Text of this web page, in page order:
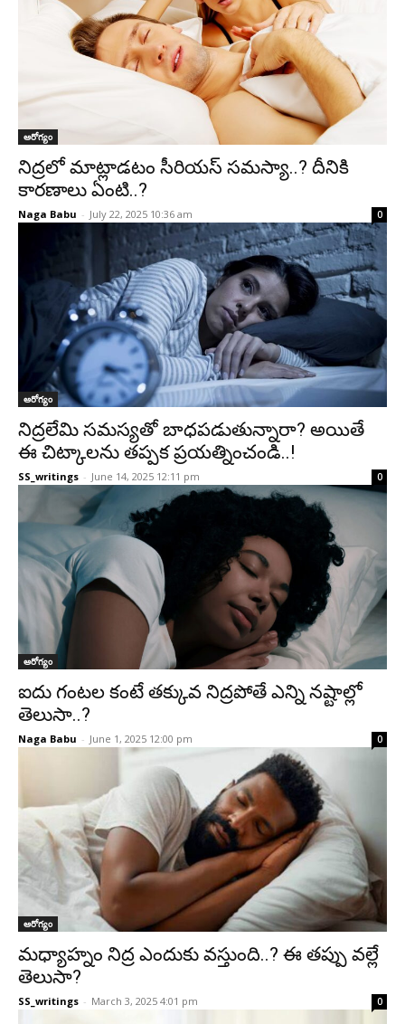
ఆరోగ్యం
నిద్రలో మాట్లాడటం సీరియస్‌ సమస్యా..? దీనికి
కారణాలు ఏంటి..?
Naga Babu - July 22, 2025 10:36 am 0
ఆరోగ్యం
నిద్రలేమి సమస్యతో బాధపడుతున్నారా? అయితే
ఈ చిట్కాలను తప్పక ప్రయత్నించండి..!
SS_writings - June 14, 2025 12:11 pm 0
ఆరోగ్యం
ఐదు గంటల కంటే తక్కువ నిద్రపోతే ఎన్ని నష్టాల్లో
తెలుసా..?
Naga Babu - June 1, 2025 12:00 pm 0
ఆరోగ్యం
మధ్యాహ్నం నిద్ర ఎందుకు వస్తుంది..? ఈ తప్పు వల్లే
తెలుసా?
SS_writings - March 3, 2025 4:01 pm 0